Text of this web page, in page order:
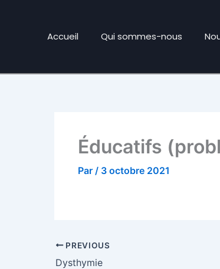
Accueil Qui sommes-nous
Éducatifs
Par / 3 octobre 2021
PREVIOUS
Dysthymie